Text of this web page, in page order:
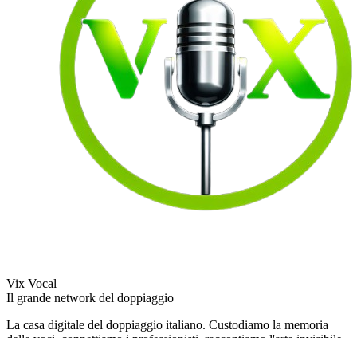
Vix Vocal
Il grande network del doppiaggio
La casa digitale del doppiaggio italiano. Custodiamo la memoria